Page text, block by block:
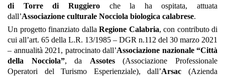
di Torre di Ruggieroche la ha ospitata, attuata
dall’Associazione culturale Nocciola biologica calabrese.
Un progetto finanziato dalla Regione Calabria, con contributo di
cui all’art. 65 della L.R. 13/1985 – DGR n.112 del 30 marzo 2021
– annualità 2021, patrocinato dall’Associazione nazionale “Città
della Nocciola”, da Assotes(Associazione Professionale
Operatori del Turismo Esperienziale), dall’Arsac (Azienda